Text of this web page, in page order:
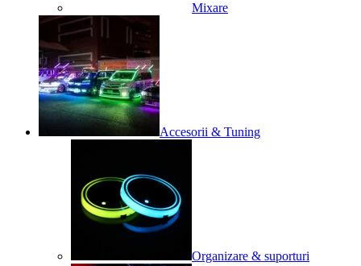
Mixare
Accesorii & Tuning
Organizare & suporturi